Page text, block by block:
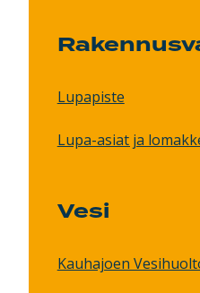
Lupapiste
Lupa-asiat ja
Vesi
Kauhajoen